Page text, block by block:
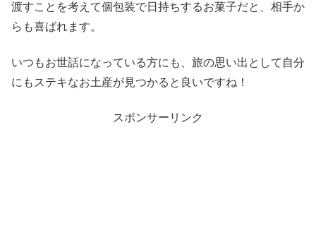
渡すことを考えて個包装で日持ちするお菓子だと、相手か
らも喜ばれます。
いつもお世話になっている方にも、旅の思い出として自分
にもステキなお土産が見つかると良いですね！
スポンサーリンク